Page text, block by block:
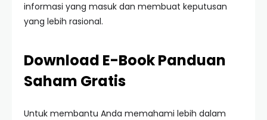
informasi yang masuk dan membuat keputusan
yang lebih rasional.
Download E-Book Panduan
Saham Gratis
Untuk membantu Anda memahami lebih dalam